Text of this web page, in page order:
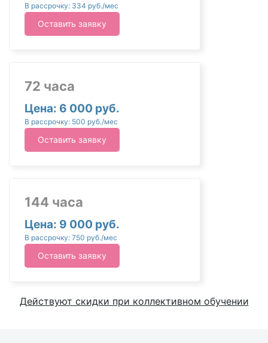
В рассрочку: 334 руб./мес
Оставить заявку
72 часа
Цена: 6 000 руб.
В рассрочку: 500 руб./мес
Оставить заявку
144 часа
Цена: 9 000 руб.
В рассрочку: 750 руб./мес
Оставить заявку
Действуют скидки при коллективном обучении